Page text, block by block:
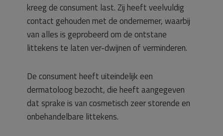
kreeg de consument last. Zij heeft veelvuldig
contact gehouden met de ondernemer, waarbij
van alles is geprobeerd om de ontstane
littekens te laten ver-dwijnen of verminderen.
De consument heeft uiteindelijk een
dermatoloog bezocht, die heeft aangegeven
dat sprake is van cosmetisch zeer storende en
onbehandelbare littekens.